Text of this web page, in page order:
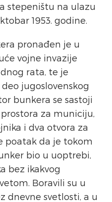
stepeništu na ulazu
1953. godine.
pronađen je u
vojne invazije
rata, te je
jugoslovenskog
bunkera se sastoji
za municiju,
i dva otvora za
poatak da je tokom
bio u uoptrebi,
bez ikakvog
Boravili su u
dnevne svetlosti, a u